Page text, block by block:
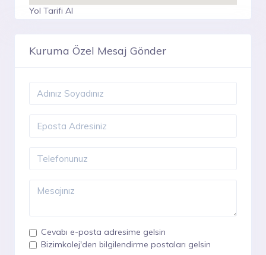
Yol Tarifi Al
Kuruma Özel Mesaj Gönder
Cevabı e-posta adresime gelsin
Bizimkolej'den bilgilendirme postaları gelsin